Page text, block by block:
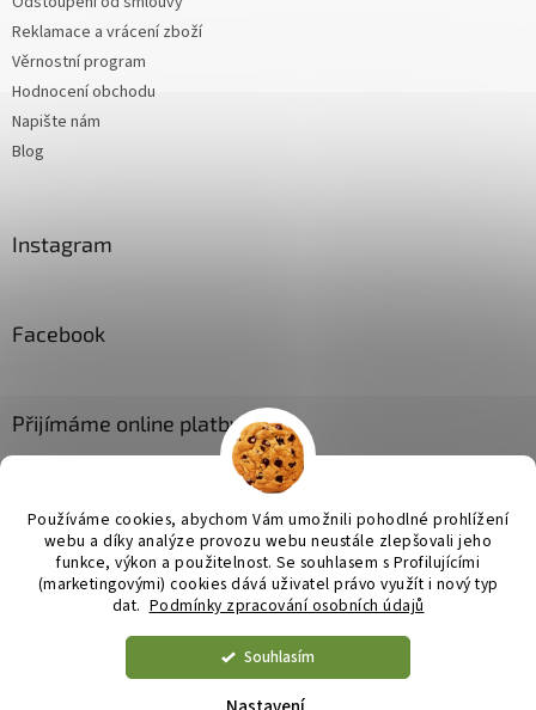
Používáme cookies, abychom Vám umožnili pohodlné prohlížení
webu a díky analýze provozu webu neustále zlepšovali jeho
funkce, výkon a použitelnost. Se souhlasem s Profilujícími
(marketingovými) cookies dává uživatel právo využít i nový typ
dat. Podmínky zpracování osobních údajů
Souhlasím
Reklamace a vrácení zboží
Věrnostní program
Hodnocení obchodu
Napište nám
Blog
Instagram
Facebook
Přijímáme online platby
Vytvořil Shoptet
JL bytové doplňky. Všechna práva vyhrazena.
Upravit nastavení cookies